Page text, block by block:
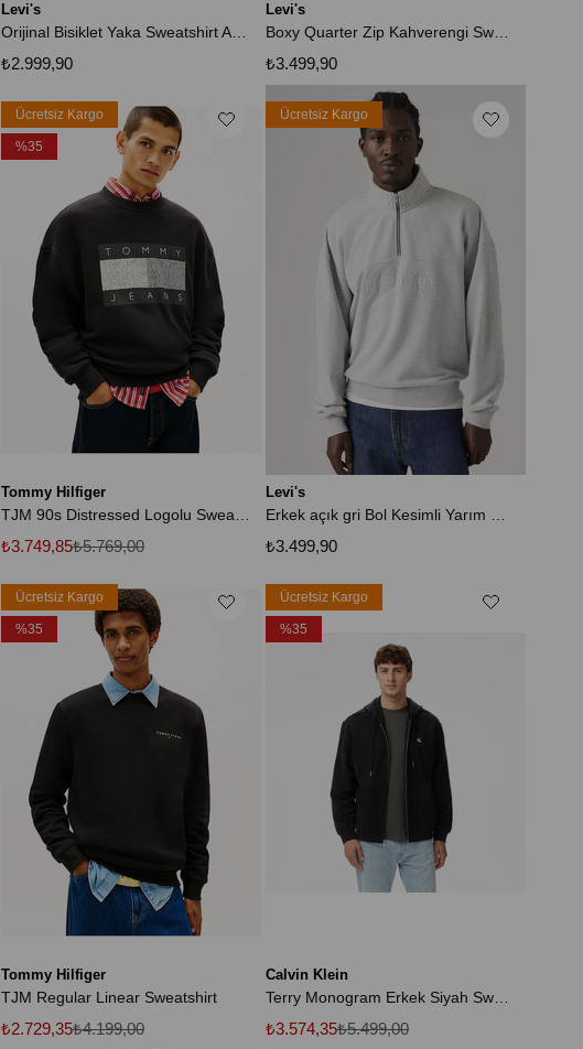
Levi's
Orijinal Bisiklet Yaka Sweatshirt A9244-0043
₺2.999,90
Levi's
Boxy Quarter Zip Kahverengi Sweatshirt
₺3.499,90
Tommy Hilfiger
₺3.749,85₺5.769,00
Ücretsiz Kargo
%35
Levi's
₺3.499,90
Ücretsiz Kargo
Tommy Hilfiger
TJM Regular Linear Sweatshirt
₺2.729,35₺4.199,00
Ücretsiz Kargo
%35
Calvin Klein
Terry Monogram Erkek Siyah Sweatshirt
₺3.574,35₺5.499,00
Ücretsiz Kargo
%35